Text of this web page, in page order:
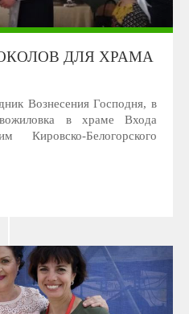
ДЛЯ ХРАМА
Вознесения Господня, в
в храме Входа
Белогорского